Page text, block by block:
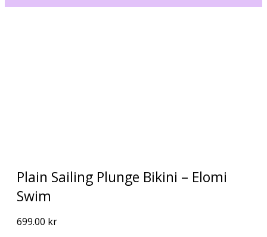
Plain Sailing Plunge Bikini – Elomi
Swim
699.00 kr